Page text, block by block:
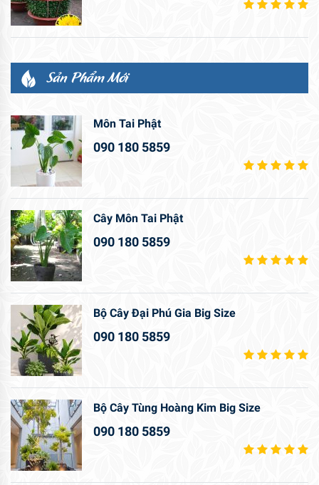
Sản Phẩm Mới
Môn Tai Phật
090 180 5859
Cây Môn Tai Phật
090 180 5859
Bộ Cây Đại Phú Gia Big Size
090 180 5859
Bộ Cây Tùng Hoàng Kim Big Size
090 180 5859